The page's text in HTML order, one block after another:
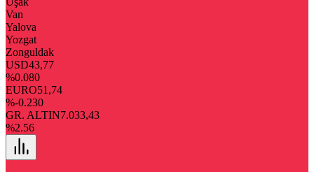
Van
Yalova
Yozgat
Zonguldak
USD43,77
%0.080
EURO51,74
%-0.230
GR. ALTIN7.033,43
%2.56